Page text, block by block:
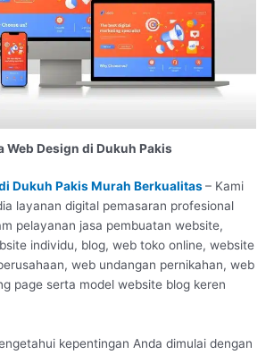
Web Design di Dukuh Pakis
Dukuh Pakis Murah Berkualitas– Kami
layanan digital pemasaran profesional
pelayanan jasa pembuatan website,
individu, blog, web toko online, website
web undangan pernikahan, web
page serta model website blog keren
kepentingan Anda dimulai dengan